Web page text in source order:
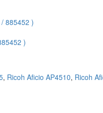
)
, Ricoh Aficio AP4510, Ricoh